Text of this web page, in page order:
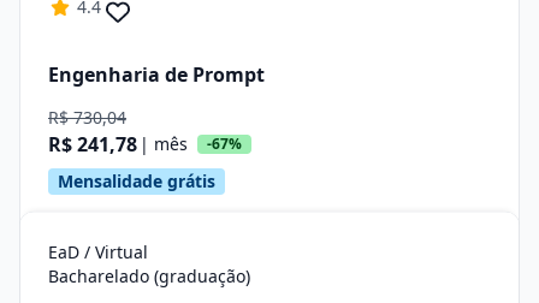
4.4
Engenharia de Prompt
R$ 730,04
R$ 241,78 | mês -67%
Mensalidade grátis
EaD / Virtual
Bacharelado (graduação)